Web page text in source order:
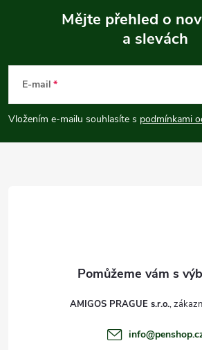
p
a
Mějte přehled o
a slevách
E-mail
Vložením e-mailu souhlasíte s podmínkami
AMIGOS PRAGUE s.r.o.
info@